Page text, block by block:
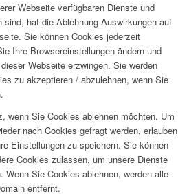
Webseite verfügbaren Dienste und
sind, hat die Ablehnung Auswirkungen auf
Sie können Cookies jederzeit
Ihre Browsereinstellungen ändern und
Webseite erzwingen. Sie werden
zu akzeptieren / abzulehnen, wenn Sie
wenn Sie Cookies ablehnen möchten. Um
nach Cookies gefragt werden, erlauben
Einstellungen zu speichern. Sie können
Cookies zulassen, um unsere Dienste
Sie Cookies ablehnen, werden alle
entfernt.